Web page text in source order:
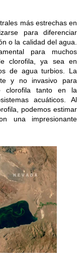
más estrechas en
para diferenciar
o la calidad del agua.
para muchos
clorofila, ya sea en
de agua turbios. La
y no invasivo para
clorofila tanto en la
acuáticos. Al
podemos estimar
una impresionante